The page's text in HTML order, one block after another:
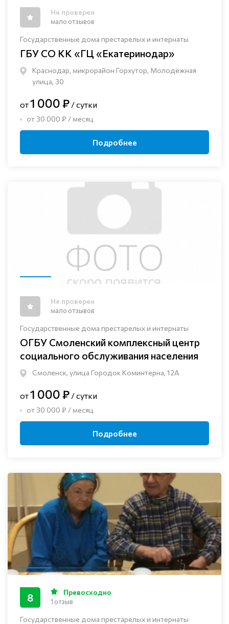
Государственные дома престарелых и интернаты
ГБУ СО КК «ГЦ «Екатеринодар»
Краснодар, микрорайон Горхутор, Молодёжная
улица, 30
Не проверен
мало отзывов
от1 000 ₽ / сутки
от 30 000 ₽ / месяц
Подробнее
Государственные дома престарелых и интернаты
ОГБУ Смоленский комплексный центр
социального обслуживания населения
Смоленск, улица Городок Коминтерна, 12А
Не проверен
мало отзывов
от1 000 ₽ / сутки
от 30 000 ₽ / месяц
Подробнее
Государственные дома престарелых и интернаты
8 Превосходно
1 отзыв